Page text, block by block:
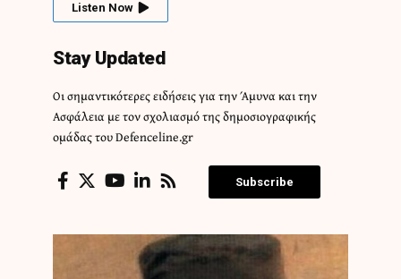
Listen Now
Stay Updated
Οι σημαντικότερες ειδήσεις για την Άμυνα και την
Ασφάλεια με τον σχολιασμό της δημοσιογραφικής
ομάδας του Defenceline.gr
Subscribe